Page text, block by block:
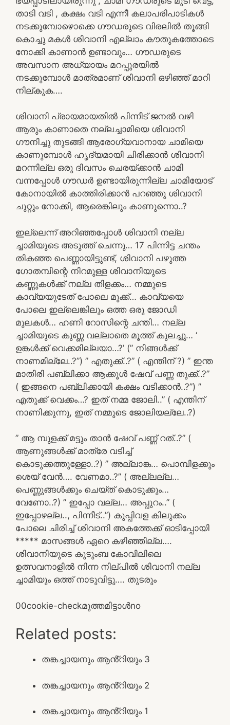
താടി വടി , കക്ഷം വടി എന്നീ കലാപരിപാടികൾ
നടക്കുമ്പോഴൊക്കെ ഗൗഡരുടെ വിരലിൽ തൂങ്ങി
കൊച്ചു മകൾ ശിവാനി എല്ലാം കൗതുകത്തോടെ
നോക്കി കാണാൻ ഉണ്ടാവും… ഗൗഡരുടെ
അവസാന അധ്യായം മറപ്പുരയിൽ
നടക്കുമ്പോൾ മാത്രമാണ് ശിവാനി ഒഴിഞ്ഞ് മാറി
നില്കുക….
ശിവാനി പ്രായമായതിൽ പിന്നീട് ജനൽ വഴി
ആരും കാണാതെ നല്ലച്ചാമിയെ ശിവാനി
ഗൗനിച്ചു തുടങ്ങി ആരോഗ്യവാനായ ചാമിയെ
കാണുമ്പോൾ ഹൃദ്യമായി ചിരിക്കാൻ ശിവാനി
മറന്നില്ല ഒരു ദിവസം ചെരയ്ക്കാൻ ചാമി
വന്നപ്പോൾ ഗൗഡർ ഉണ്ടായിരുന്നില്ല ചാമിയോട്
കോനായിൽ കാത്തിരിക്കാൻ പറഞ്ഞു ശിവാനി
ചുറ്റും നോക്കി, ആരെങ്കിലും കാണുന്നൊ..?
ഇല്ലെന്ന് അറിഞ്ഞപ്പോൾ ശിവാനി നല്ല
ച്ചാമിയുടെ അടുത്ത് ചെന്നു… 17 പിന്നിട്ട ചന്തം
തികഞ്ഞ പെണ്ണായിട്ടുണ്ട്, ശിവാനി പഴുത്ത
ഗോതമ്പിന്റെ നിറമുള്ള ശിവാനിയുടെ
കണ്ണുകൾക്ക് നല്ല തിളക്കം… നമ്മുടെ
കാവ്യയുടേത് പോലെ മൂക്ക്… കാവ്യയെ
പോലെ ഇല്ലെങ്കിലും ഒത്ത ഒരു ജോഡി
മുലകൾ… ഹണി റോസിന്റെ ചന്തി… നല്ല
ച്ചാമിയുടെ കുണ്ണ വല്ലാതെ മൂത്ത് കുലച്ചു… ‘
ഉങ്കൾക്ക് വെക്കമില്ലയാ…?’ (” നിങ്ങൾക്ക്
നാണമില്ലേ..?”) ” എതുക്ക്..?” ( എന്തിന് ?) ” ഇന്ത
മാതിരി പബ്ലിക്കാ ആക്കൂൾ ഷേവ് പണ്ണ തുക്ക്..?”
( ഇങ്ങനെ പബ്ലിക്കായി കക്ഷം വടിക്കാൻ..?”) ”
എതുക്ക് വെക്കം…? ഇത് നമ്മ ജോലി..” ( എന്തിന്
നാണിക്കുന്നു, ഇത് നമ്മുടെ ജോലിയല്ലേ..?)
” ആ മ്പുളക്ക് മട്ടും താൻ ഷേവ് പണ്ണ് റത്..?” (
ആണുങ്ങൾക്ക് മാത്രേ വടിച്ച്
കൊടുക്കത്തുള്ളോ..?) ” അല്ലാങ്ക… പൊമ്പിളക്കും
ശെയ് വേൻ…. വേണമാ..?” ( അല്ലല്ല…
പെണ്ണുങ്ങൾക്കും ചെയ്ത് കൊടുക്കും…
വേണോ..?) ” ഇപ്പോ വല്ല… അപ്പുറം..” (
ഇപ്പോഴല്ല.., പിന്നീട്..”) കുപ്പിവള കിലുക്കം
പോലെ ചിരിച്ച് ശിവാനി അകത്തേക്ക് ഓടിപ്പോയി
***** മാസങ്ങൾ ഏറെ കഴിഞ്ഞില്ല….
ശിവാനിയുടെ കുടുംബ കോവിലിലെ
ഉത്സവനാളിൽ നിന്ന നില്പിൽ ശിവാനി നല്ല
ച്ചാമിയും ഒത്ത് നാടുവിട്ടു…. തുടരും
00cookie-checkമുത്തമിട്ടാൾno
Related posts:
തങ്കച്ചായനും ആൻ്റിയും 3
തങ്കച്ചായനും ആൻ്റിയും 2
തങ്കച്ചായനും ആൻ്റിയും 1